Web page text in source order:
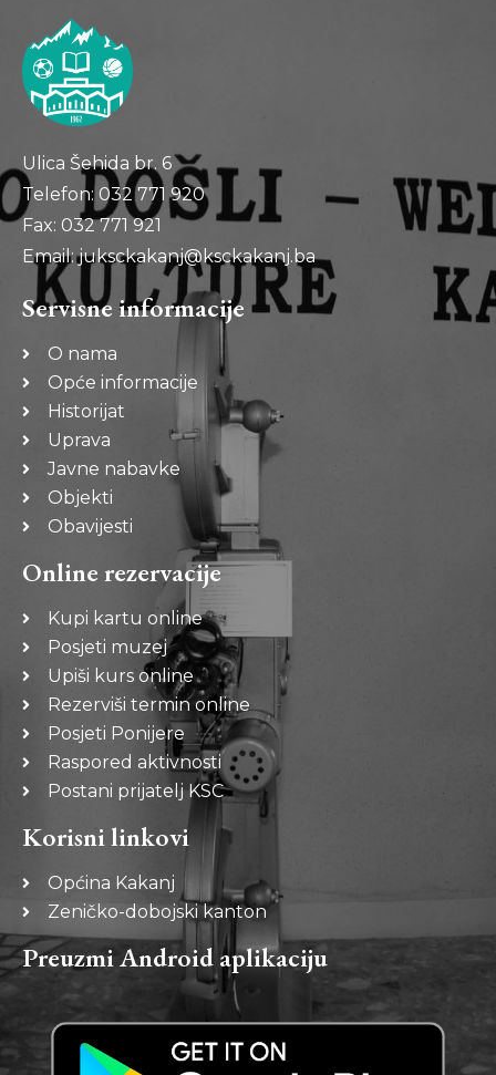
Ulica Šehida br. 6
Telefon: 032 771 920
Fax: 032 771 921
Email: juksckakanj@ksckakanj.ba
Servisne informacije
O nama
Opće informacije
Historijat
Uprava
Javne nabavke
Objekti
Obavijesti
Online rezervacije
Kupi kartu online
Posjeti muzej
Upiši kurs online
Rezerviši termin online
Posjeti Ponijere
Raspored aktivnosti
Postani prijatelj KSC
Korisni linkovi
Općina Kakanj
Zeničko-dobojski kanton
Preuzmi Android aplikaciju